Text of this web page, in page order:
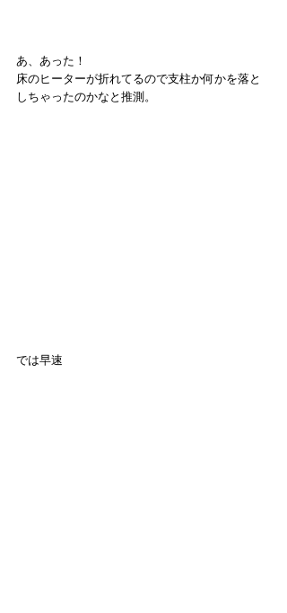
あ、あった！
床のヒーターが折れてるので支柱か何かを落と
しちゃったのかなと推測。
では早速